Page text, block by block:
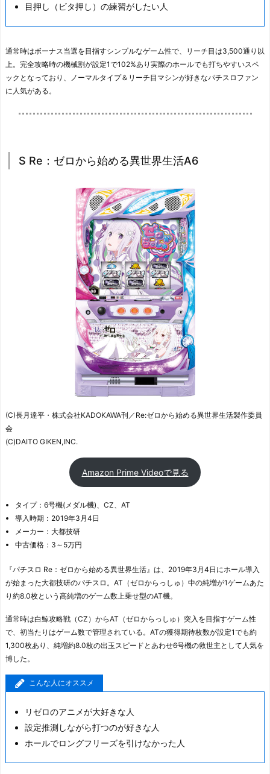
目押し（ビタ押し）の練習がしたい人
通常時はボーナス当選を目指すシンプルなゲーム性で、リーチ目は3,500通り以
上。完全攻略時の機械割が設定1で102%あり実際のホールでも打ちやすいスペ
ックとなっており、ノーマルタイプ＆リーチ目マシンが好きなパチスロファン
に人気がある。
S Re：ゼロから始める異世界生活A6
(C)長月達平・株式会社KADOKAWA刊／Re:ゼロから始める異世界生活製作委員
会
(C)DAITO GIKEN,INC.
Amazon Prime Videoで見る
タイプ：6号機(メダル機)、CZ、AT
導入時期：2019年3月4日
メーカー：大都技研
中古価格：3～5万円
『パチスロ Re：ゼロから始める異世界生活』は、2019年3月4日にホール導入
が始まった大都技研のパチスロ。AT（ゼロからっしゅ）中の純増が1ゲームあた
り約8.0枚という高純増のゲーム数上乗せ型のAT機。
通常時は白鯨攻略戦（CZ）からAT（ゼロからっしゅ）突入を目指すゲーム性
で、初当たりはゲーム数で管理されている。ATの獲得期待枚数が設定1でも約
1,300枚あり、純増約8.0枚の出玉スピードとあわせ6号機の救世主として人気を
博した。
こんな人にオススメ
リゼロのアニメが大好きな人
設定推測しながら打つのが好きな人
ホールでロングフリーズを引けなかった人